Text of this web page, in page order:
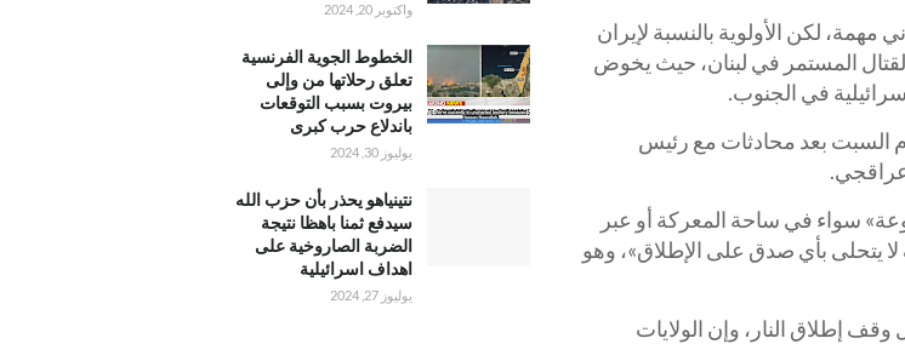
لكن الأولوية بالنسبة لإيران
المستمر في لبنان، حيث يخوض
في الجنوب.
السبت بعد محادثات مع رئيس
عراقجي.
سواء في ساحة المعركة أو عبر
يتحلى بأي صدق على الإطلاق»، وهو
وقف إطلاق النار، وإن الولايات
واكتوبر 20, 2024
الخطوط الجوية الفرنسية
تعلق رحلاتها من وإلى
بيروت بسبب التوقعات
باندلاع حرب كبرى
يوليوز 30, 2024
نتينياهو يحذر بأن حزب الله
سيدفع ثمنا باهظا نتيجة
الضربة الصاروخية على
اهداف اسرائيلية
يوليوز 27, 2024